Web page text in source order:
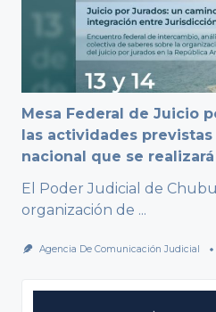
Mesa Federal de Juicio
las actividades
nacional que se
El Poder Judicial de
organización de ...
Agencia De Comunicación Judicial